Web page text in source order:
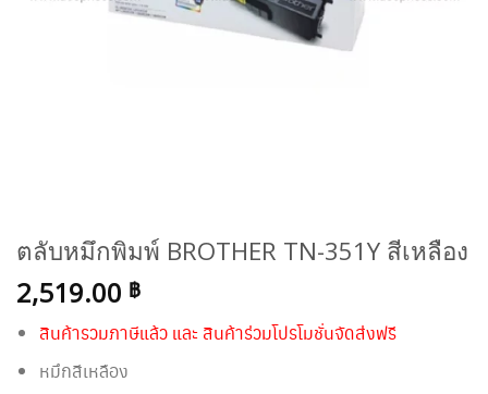
ตลับหมึกพิมพ์ BROTHER TN-351Y สีเหลือง
2,519.00 ฿
สินค้ารวมภาษีแล้ว และ สินค้าร่วมโปรโมชั่นจัดส่งฟรี
หมึกสีเหลือง